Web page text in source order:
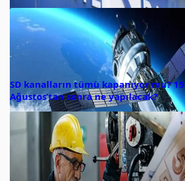
SD kanalların tümü kapanıyor mu? 15
Ağustos’tan sonra ne yapılacak?